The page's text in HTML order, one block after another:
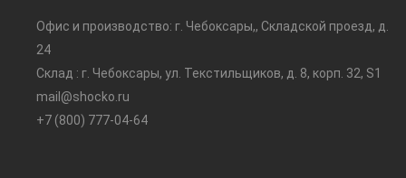
Офис и производство: г. Чебоксары,, Складской проезд, д.
24
Склад : г. Чебоксары, ул. Текстильщиков, д. 8, корп. 32, S1
mail@shocko.ru
+7 (800) 777-04-64